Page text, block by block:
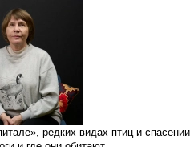
редких видах птиц и